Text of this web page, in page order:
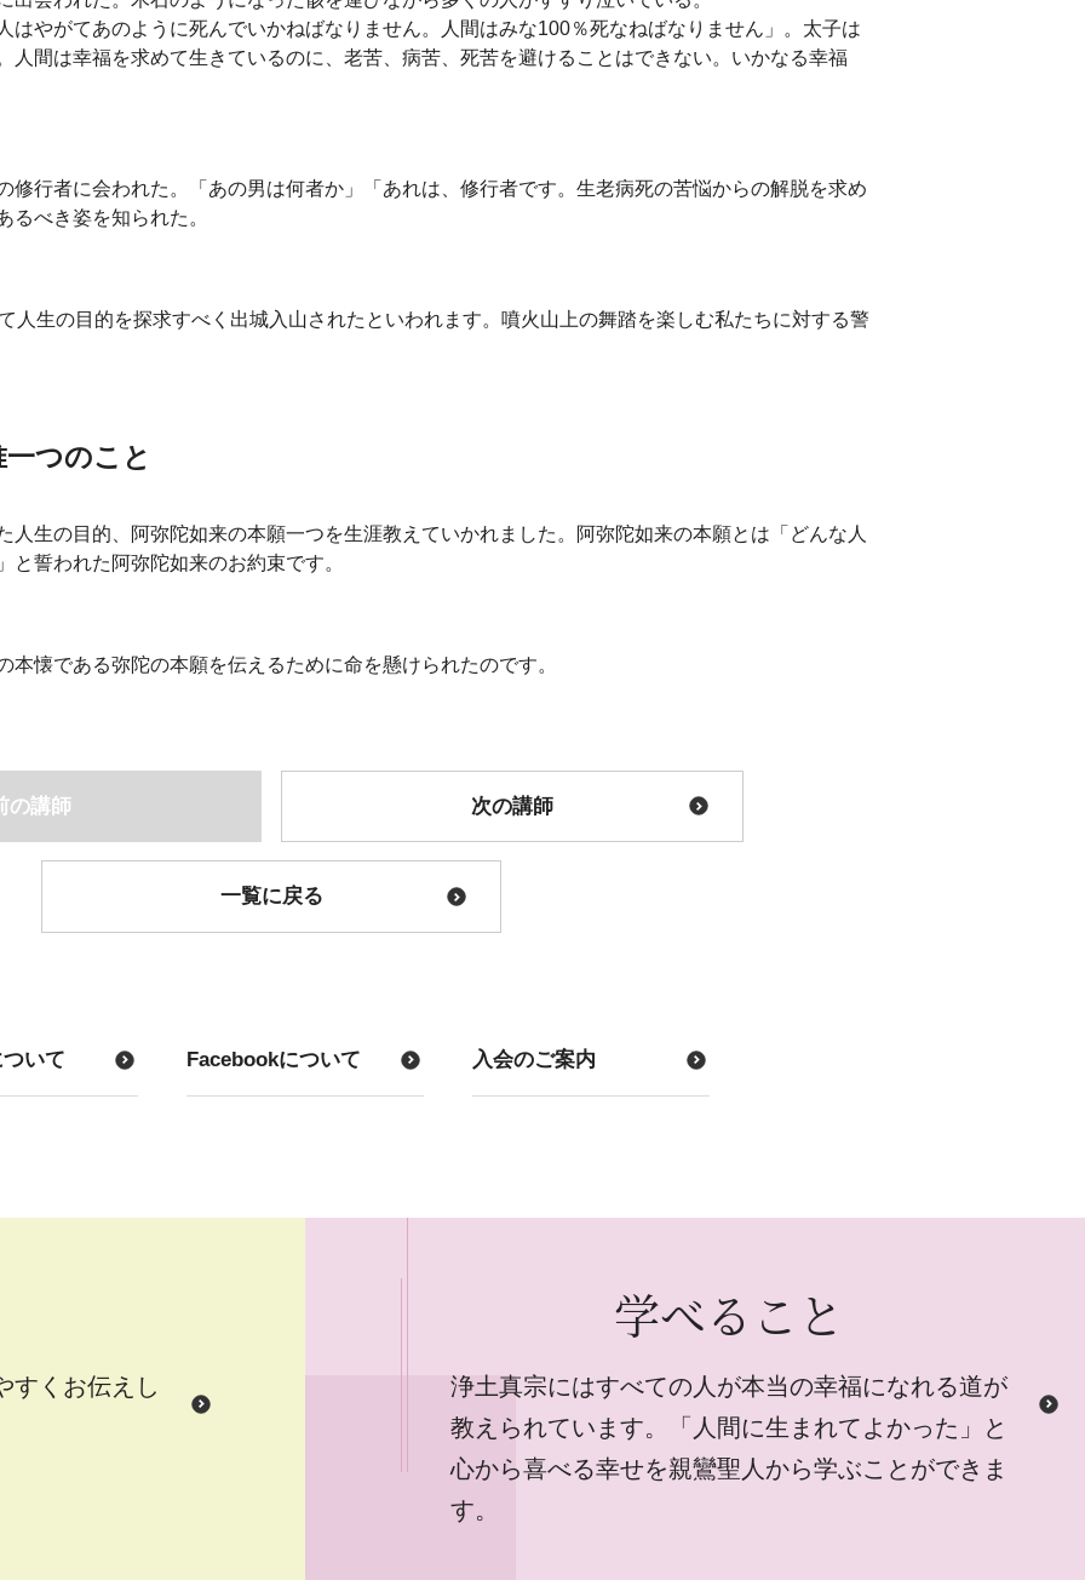
はやがてあのように死んでいかねばなりません。人間はみな100％死なねばなりません」。太子は
人間は幸福を求めて生きているのに、老苦、病苦、死苦を避けることはできない。いかなる幸福
行者に会われた。「あの男は何者か」「あれは、修行者です。生老病死の苦悩からの解脱を求め
るべき姿を知られた。
生の目的を探求すべく出城入山されたといわれます。噴火山上の舞踏を楽しむ私たちに対する警
つのこと
生の目的、阿弥陀如来の本願一つを生涯教えていかれました。阿弥陀如来の本願とは「どんな人
誓われた阿弥陀如来のお約束です。
懐である弥陀の本願を伝えるために命を懸けられたのです。
の講師 次の講師
一覧に戻る
いて Facebookについて 入会のご案内
すくお伝えし
学べること
浄土真宗にはすべての人が本当の幸福になれる道が
教えられています。「人間に生まれてよかった」と
心から喜べる幸せを親鸞聖人から学ぶことができま
す。